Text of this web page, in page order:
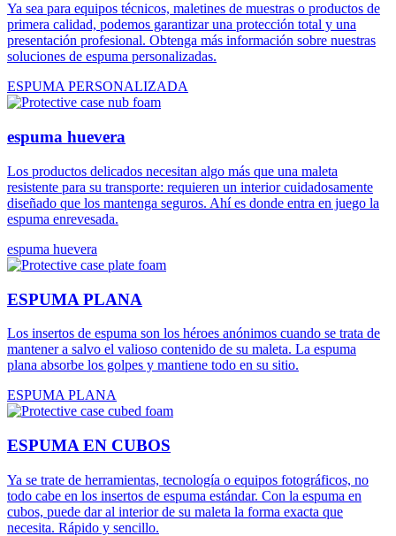
Ya sea para equipos técnicos, maletines de muestras o productos de
primera calidad, podemos garantizar una protección total y una
presentación profesional. Obtenga más información sobre nuestras
soluciones de espuma personalizadas.
ESPUMA PERSONALIZADA
espuma huevera
Los productos delicados necesitan algo más que una maleta
resistente para su transporte: requieren un interior cuidadosamente
diseñado que los mantenga seguros. Ahí es donde entra en juego la
espuma enrevesada.
espuma huevera
ESPUMA PLANA
Los insertos de espuma son los héroes anónimos cuando se trata de
mantener a salvo el valioso contenido de su maleta. La espuma
plana absorbe los golpes y mantiene todo en su sitio.
ESPUMA PLANA
ESPUMA EN CUBOS
Ya se trate de herramientas, tecnología o equipos fotográficos, no
todo cabe en los insertos de espuma estándar. Con la espuma en
cubos, puede dar al interior de su maleta la forma exacta que
necesita. Rápido y sencillo.